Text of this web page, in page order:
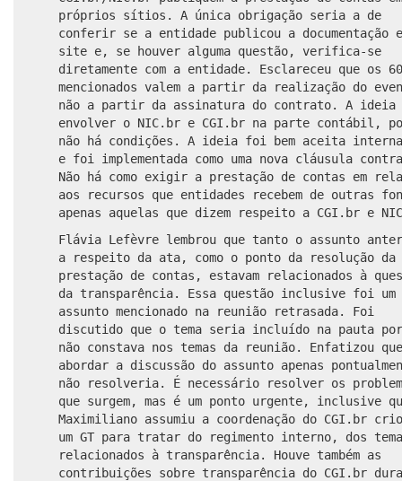
próprios sítios. A única obrigação seria a de
conferir se a entidade publicou a documentação
site e, se houver alguma questão, verifica-se
diretamente com a entidade. Esclareceu que os
mencionados valem a partir da realização do
não a partir da assinatura do contrato. A ideia
envolver o NIC.br e CGI.br na parte contábil,
não há condições. A ideia foi bem aceita
e foi implementada como uma nova cláusula
Não há como exigir a prestação de contas em
aos recursos que entidades recebem de outras
apenas aquelas que dizem respeito a CGI.br e
Flávia Lefèvre lembrou que tanto o assunto
a respeito da ata, como o ponto da resolução da
prestação de contas, estavam relacionados à
da transparência. Essa questão inclusive foi um
assunto mencionado na reunião retrasada. Foi
discutido que o tema seria incluído na pauta
não constava nos temas da reunião. Enfatizou
abordar a discussão do assunto apenas
não resolveria. É necessário resolver os
que surgem, mas é um ponto urgente, inclusive
Maximiliano assumiu a coordenação do CGI.br
um GT para tratar do regimento interno, dos
relacionados à transparência. Houve também as
contribuições sobre transparência do CGI.br